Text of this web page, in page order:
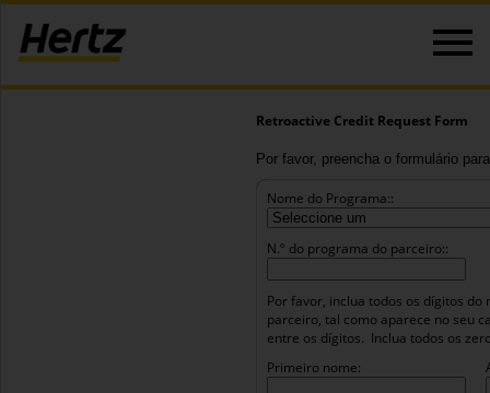
Retroactive Credit Request Form
Por favor, preencha o formulário
Nome do Programa::
N.º do programa do parceiro::
Por favor, inclua todos os dígitos
parceiro, tal como aparece no seu
entre os dígitos. Inclua todos os
Primeiro nome: